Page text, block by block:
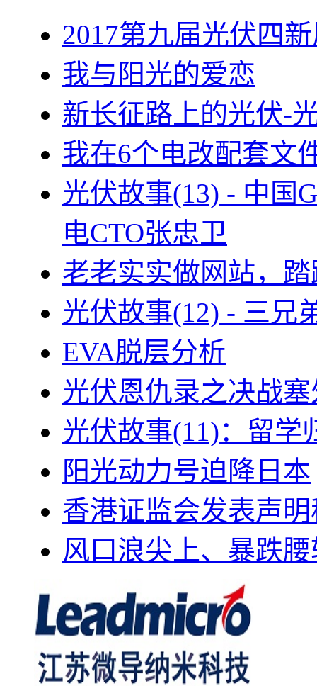
2017第九届光伏四
我与阳光的爱恋
新长征路上的光伏-
我在6个电改配套文
光伏故事(13) - 中国
电CTO张忠卫
老老实实做网站，
光伏故事(12) - 三兄
EVA脱层分析
光伏恩仇录之决战
光伏故事(11)：留学
阳光动力号迫降日本
香港证监会发表声
风口浪尖上、暴跌